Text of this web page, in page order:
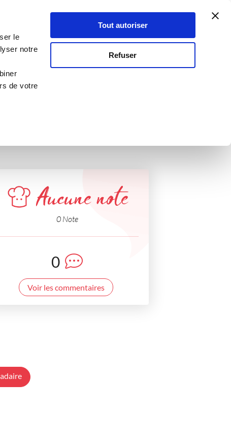
le
notre
de votre
Tout autoriser
Refuser
Se connecter
Aucune note
0 Note
0
Voir les commentaires